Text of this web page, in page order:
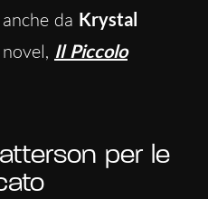
da Krystal
Il Piccolo
per le